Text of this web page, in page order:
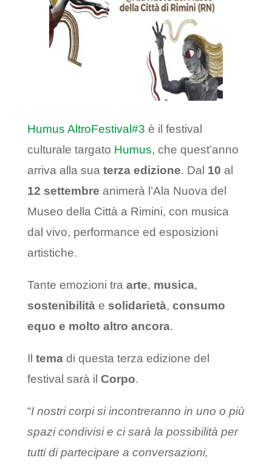
Humus AltroFestival#3 è il festival
culturale targato Humus, che quest’anno
arriva alla sua terza edizione. Dal 10 al
12 settembre animerà l’Ala Nuova del
Museo della Città a Rimini, con musica
dal vivo, performance ed esposizioni
artistiche.
Tante emozioni traarte, musica,
sostenibilitàe solidarietà, consumo
equo e molto altro ancora.
Il temadi questa terza edizione del
festival sarà il Corpo.
“I nostri corpi si incontreranno in uno o più
spazi condivisi e ci sarà la possibilità per
tutti di partecipare a conversazioni,